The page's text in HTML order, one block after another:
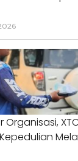
Organisasi,